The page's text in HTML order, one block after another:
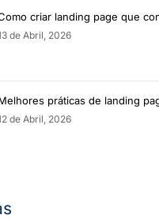
criar landing page que
de Abril, 2026
práticas de landing
de Abril, 2026